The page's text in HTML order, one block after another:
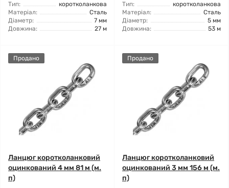
Тип:
коротколанкова
Матеріал:
Сталь
Діаметр:
7 мм
Довжина:
27 м
Тип:
коротколанкова
Матеріал:
Сталь
Діаметр:
5 мм
Довжина:
53 м
Продано
Ланцюг коротколанковий
оцинкований 4 мм 81 м (м.
п)
Продано
Ланцюг коротколанковий
оцинкований 3 мм 156 м (м.
п)